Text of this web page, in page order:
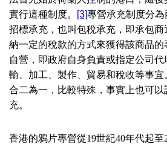
實行這種制度。
[3]專營承充制度分
招標承充，也叫包稅承充，即承包
納一定的稅款的方式來獲得該商品
自營，即政府自身負責或指定公司
輸、加工、製作、貿易和稅收等事
合二為一，比較特殊，事實上也可
充。
香港的鴉片專營從19世紀40年代起至